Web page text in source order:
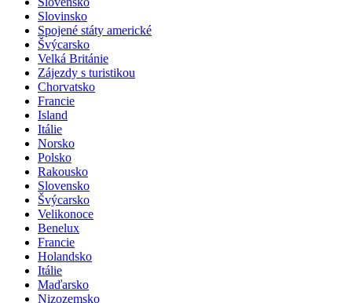
Slovinsko
Spojené státy americké
Švýcarsko
Velká Británie
Zájezdy s turistikou
Chorvatsko
Francie
Island
Itálie
Norsko
Polsko
Rakousko
Slovensko
Švýcarsko
Velikonoce
Benelux
Francie
Holandsko
Itálie
Maďarsko
Nizozemsko